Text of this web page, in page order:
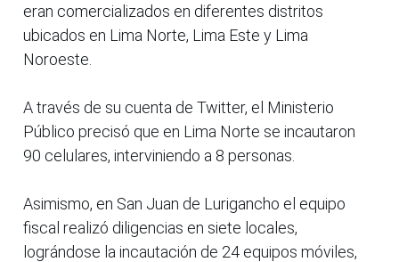
eran comercializados en diferentes distritos
ubicados en Lima Norte, Lima Este y Lima
Noroeste.
A través de su cuenta de Twitter, el Ministerio
Público precisó que en Lima Norte se incautaron
90 celulares, interviniendo a 8 personas.
Asimismo, en San Juan de Lurigancho el equipo
fiscal realizó diligencias en siete locales,
lográndose la incautación de 24 equipos móviles,